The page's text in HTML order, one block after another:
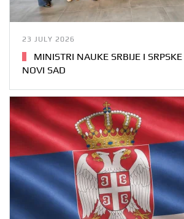
23 JULY 2026
MINISTRI NAUKE SRBIJE I
NOVI SAD